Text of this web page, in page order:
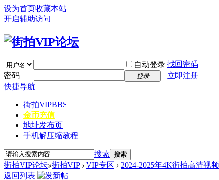
设为首页收藏本站
开启辅助访问
自动登录 找回密码
密码
登录
立即注册
快捷导航
街拍VIPBBS
金币充值
地址发布页
手机解压缩教程
搜索 搜索
街拍VIP论坛»街拍VIP › VIP专区 › 2024-2025年4K街拍高清视
返回列表